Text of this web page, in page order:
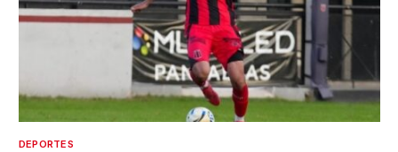
DEPORTES